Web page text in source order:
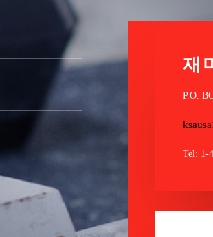
재
P.O.
Tel: 1-